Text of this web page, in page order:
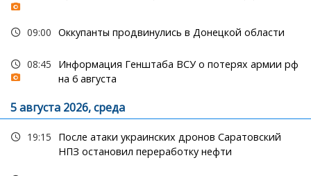
09:00 Оккупанты продвинулись в Донецкой области
08:45
Информация Генштаба ВСУ о потерях армии рф
на 6 августа
5 августа 2026, среда
19:15
После атаки украинских дронов Саратовский
НПЗ остановил переработку нефти